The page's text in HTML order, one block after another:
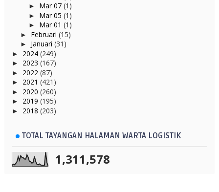
► Mar 07 (1)
► Mar 05 (1)
► Mar 01 (1)
► Februari (15)
► Januari (31)
► 2024 (249)
► 2023 (167)
► 2022 (87)
► 2021 (421)
► 2020 (260)
► 2019 (195)
► 2018 (203)
TOTAL TAYANGAN HALAMAN WARTA LOGISTIK
1,311,578